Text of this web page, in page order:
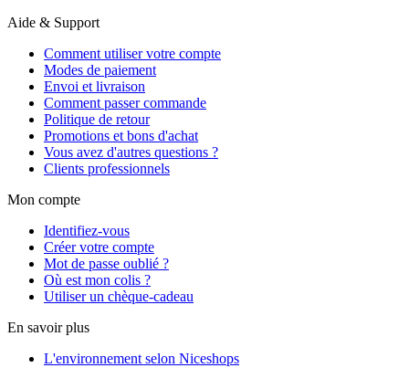
Aide & Support
Comment utiliser votre compte
Modes de paiement
Envoi et livraison
Comment passer commande
Politique de retour
Promotions et bons d'achat
Vous avez d'autres questions ?
Clients professionnels
Mon compte
Identifiez-vous
Créer votre compte
Mot de passe oublié ?
Où est mon colis ?
Utiliser un chèque-cadeau
En savoir plus
L'environnement selon Niceshops